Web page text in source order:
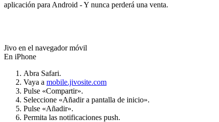
aplicación para Android - Y nunca perderá una venta.
Jivo en el navegador móvil
En iPhone
Abra Safari.
Vaya a mobile.jivosite.com
Pulse «Compartir».
Seleccione «Añadir a pantalla de inicio».
Pulse «Añadir».
Permita las notificaciones push.